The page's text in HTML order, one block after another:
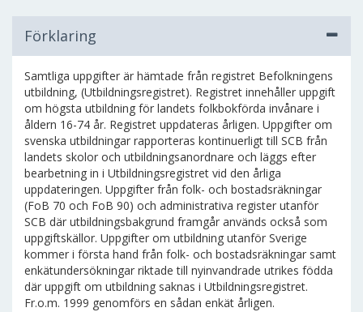
Förklaring
Samtliga uppgifter är hämtade från registret Befolkningens
utbildning, (Utbildningsregistret). Registret innehåller uppgift
om högsta utbildning för landets folkbokförda invånare i
åldern 16-74 år. Registret uppdateras årligen. Uppgifter om
svenska utbildningar rapporteras kontinuerligt till SCB från
landets skolor och utbildningsanordnare och läggs efter
bearbetning in i Utbildningsregistret vid den årliga
uppdateringen. Uppgifter från folk- och bostadsräkningar
(FoB 70 och FoB 90) och administrativa register utanför
SCB där utbildningsbakgrund framgår används också som
uppgiftskällor. Uppgifter om utbildning utanför Sverige
kommer i första hand från folk- och bostadsräkningar samt
enkätundersökningar riktade till nyinvandrade utrikes födda
där uppgift om utbildning saknas i Utbildningsregistret.
Fr.o.m. 1999 genomförs en sådan enkät årligen.